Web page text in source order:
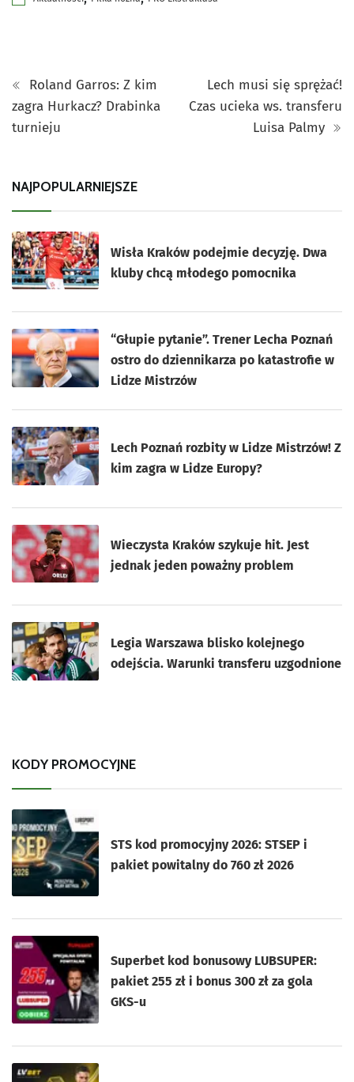
Roland Garros: Z kim
zagra Hurkacz? Drabinka
turnieju
Lech musi się sprężać!
Czas ucieka ws. transferu
Luisa Palmy
NAJPOPULARNIEJSZE
Wisła Kraków podejmie decyzję. Dwa
kluby chcą młodego pomocnika
“Głupie pytanie”. Trener Lecha Poznań
ostro do dziennikarza po katastrofie w
Lidze Mistrzów
Lech Poznań rozbity w Lidze Mistrzów! Z
kim zagra w Lidze Europy?
Wieczysta Kraków szykuje hit. Jest
jednak jeden poważny problem
Legia Warszawa blisko kolejnego
odejścia. Warunki transferu uzgodnione
KODY PROMOCYJNE
STS kod promocyjny 2026: STSEP i
pakiet powitalny do 760 zł 2026
Superbet kod bonusowy LUBSUPER:
pakiet 255 zł i bonus 300 zł za gola
GKS-u